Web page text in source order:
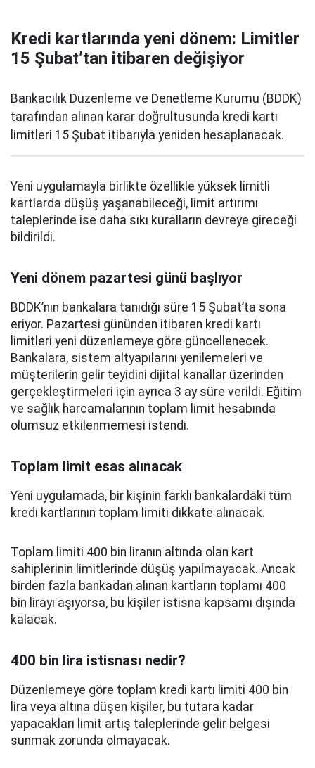
Kredi kartlarında yeni dönem: Limitler
15 Şubat’tan itibaren değişiyor
Bankacılık Düzenleme ve Denetleme Kurumu (BDDK)
tarafından alınan karar doğrultusunda kredi kartı
limitleri 15 Şubat itibarıyla yeniden hesaplanacak.
Yeni uygulamayla birlikte özellikle yüksek limitli
kartlarda düşüş yaşanabileceği, limit artırımı
taleplerinde ise daha sıkı kuralların devreye gireceği
bildirildi.
Yeni dönem pazartesi günü başlıyor
BDDK’nın bankalara tanıdığı süre 15 Şubat’ta sona
eriyor. Pazartesi gününden itibaren kredi kartı
limitleri yeni düzenlemeye göre güncellenecek.
Bankalara, sistem altyapılarını yenilemeleri ve
müşterilerin gelir teyidini dijital kanallar üzerinden
gerçekleştirmeleri için ayrıca 3 ay süre verildi. Eğitim
ve sağlık harcamalarının toplam limit hesabında
olumsuz etkilenmemesi istendi.
Toplam limit esas alınacak
Yeni uygulamada, bir kişinin farklı bankalardaki tüm
kredi kartlarının toplam limiti dikkate alınacak.
Toplam limiti 400 bin liranın altında olan kart
sahiplerinin limitlerinde düşüş yapılmayacak. Ancak
birden fazla bankadan alınan kartların toplamı 400
bin lirayı aşıyorsa, bu kişiler istisna kapsamı dışında
kalacak.
400 bin lira istisnası nedir?
Düzenlemeye göre toplam kredi kartı limiti 400 bin
lira veya altına düşen kişiler, bu tutara kadar
yapacakları limit artış taleplerinde gelir belgesi
sunmak zorunda olmayacak.